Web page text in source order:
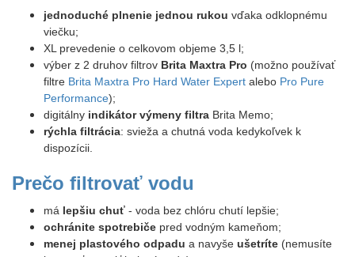
jednoduché plnenie jednou rukou vďaka odklopnému
viečku;
XL prevedenie o celkovom objeme 3,5 l;
výber z 2 druhov filtrov Brita Maxtra Pro (možno používať
filtre Brita Maxtra Pro Hard Water Expert alebo Pro Pure
Performance);
digitálny indikátor výmeny filtra Brita Memo;
rýchla filtrácia: svieža a chutná voda kedykoľvek k
dispozícii.
Prečo filtrovať vodu
má lepšiu chuť - voda bez chlóru chutí lepšie;
ochránite spotrebiče pred vodným kameňom;
menej plastového odpadu a navyše ušetríte (nemusíte